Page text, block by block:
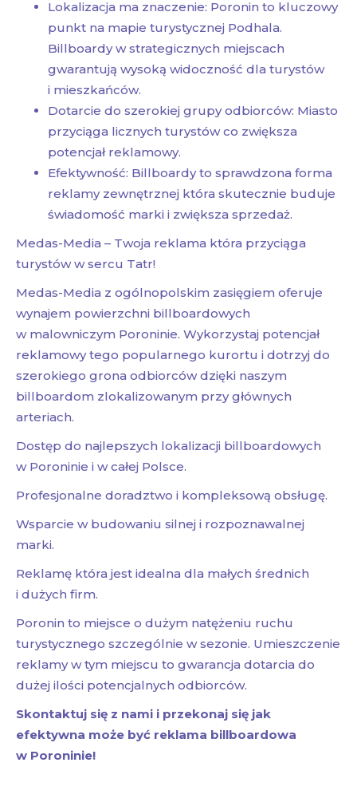
Lokalizacja ma znaczenie: Poronin to kluczowy
punkt na mapie turystycznej Podhala.
Billboardy w strategicznych miejscach
gwarantują wysoką widoczność dla turystów
i mieszkańców.
Dotarcie do szerokiej grupy odbiorców: Miasto
przyciąga licznych turystów co zwiększa
potencjał reklamowy.
Efektywność: Billboardy to sprawdzona forma
reklamy zewnętrznej która skutecznie buduje
świadomość marki i zwiększa sprzedaż.
Medas-Media – Twoja reklama która przyciąga
turystów w sercu Tatr!
Medas-Media z ogólnopolskim zasięgiem oferuje
wynajem powierzchni billboardowych
w malowniczym Poroninie. Wykorzystaj potencjał
reklamowy tego popularnego kurortu i dotrzyj do
szerokiego grona odbiorców dzięki naszym
billboardom zlokalizowanym przy głównych
arteriach.
Dostęp do najlepszych lokalizacji billboardowych
w Poroninie i w całej Polsce.
Profesjonalne doradztwo i kompleksową obsługę.
Wsparcie w budowaniu silnej i rozpoznawalnej
marki.
Reklamę która jest idealna dla małych średnich
i dużych firm.
Poronin to miejsce o dużym natężeniu ruchu
turystycznego szczególnie w sezonie. Umieszczenie
reklamy w tym miejscu to gwarancja dotarcia do
dużej ilości potencjalnych odbiorców.
Skontaktuj się z nami i przekonaj się jak
efektywna może być reklama billboardowa
w Poroninie!